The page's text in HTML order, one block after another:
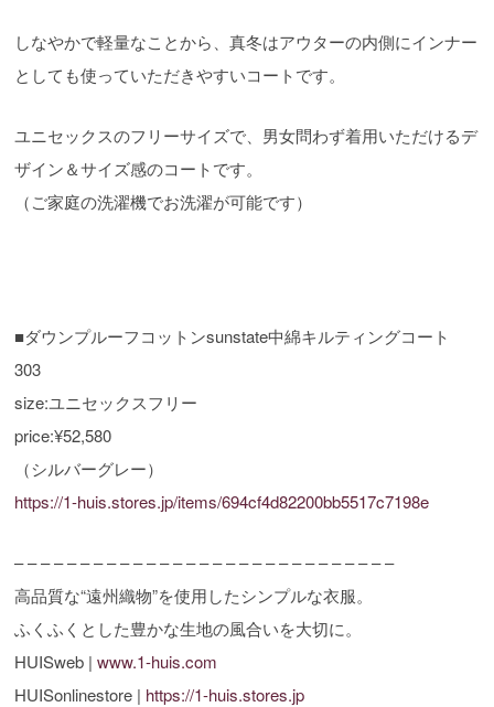
しなやかで軽量なことから、真冬はアウターの内側にインナー
としても使っていただきやすいコートです。
ユニセックスのフリーサイズで、男女問わず着用いただけるデ
ザイン＆サイズ感のコートです。
（ご家庭の洗濯機でお洗濯が可能です）
■ダウンプルーフコットンsunstate中綿キルティングコート
303
size:ユニセックスフリー
price:¥52,580
（シルバーグレー）
https://1-huis.stores.jp/items/694cf4d82200bb5517c7198e
– – – – – – – – – – – – – – – – – – – – – – – – – – – – –
高品質な“遠州織物”を使用したシンプルな衣服。
ふくふくとした豊かな生地の風合いを大切に。
HUISweb |www.1-huis.com
HUISonlinestore | https://1-huis.stores.jp